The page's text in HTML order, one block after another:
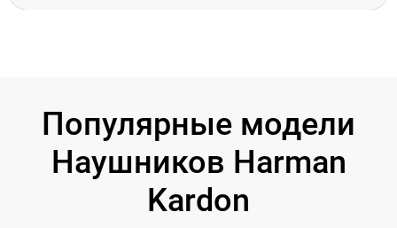
Популярные модели
Наушников Harman
Kardon